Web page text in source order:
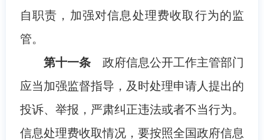
自职责，加强对信息处理费收取行为的监
管。
第十一条政府信息公开工作主管部门
应当加强监督指导，及时处理申请人提出的
投诉、举报，严肃纠正违法或者不当行为。
信息处理费收取情况，要按照全国政府信息